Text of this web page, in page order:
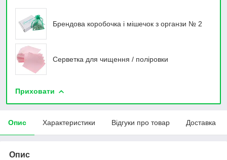
Брендова коробочка і мішечок з органзи № 2
Серветка для чищення / поліровки
Приховати
Опис Характеристики Відгуки про товар Доставка
Опис